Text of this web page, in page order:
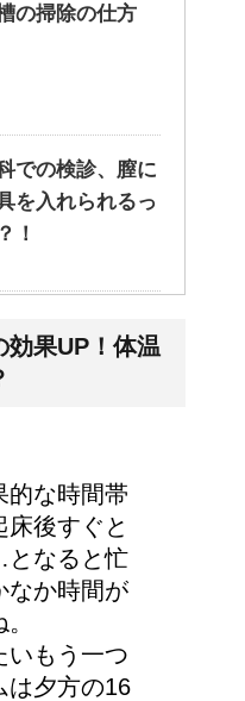
の掃除の仕方
での検診、膣に
を入れられるっ
！
のライトは上向
き？
子宮からの出血
りたい！イギリ
事マナー
効果UP！体温
的な時間帯
後すぐと
なると忙
なか時間が
いもう一つ
は夕方の16